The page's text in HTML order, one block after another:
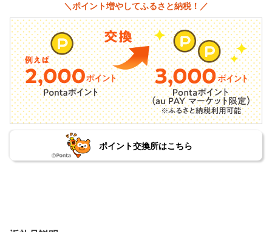
＼ポイント増やしてふるさと納税！／
ポイント交換所はこちら